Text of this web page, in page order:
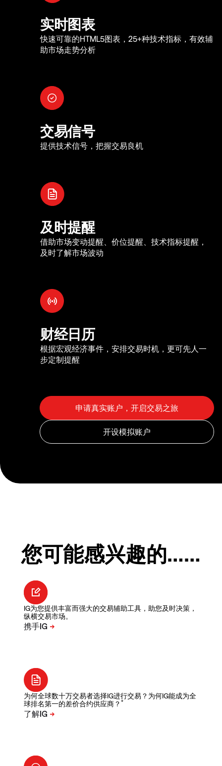
实时图表
快速可靠的HTML5图表，25+种技术指标，有效辅
助市场走势分析
交易信号
提供技术信号，把握交易良机
及时提醒
借助市场变动提醒、价位提醒、技术指标提醒，
及时了解市场波动
财经日历
根据宏观经济事件，安排交易时机，更可先人一
步定制提醒
您可能感兴趣的……
IG为您提供丰富而强大的交易辅助工具，助您及时决策，
纵横交易市场。
为何全球数十万交易者选择IG进行交易？为何IG能成为全
球排名第一的差价合约供应商？ *